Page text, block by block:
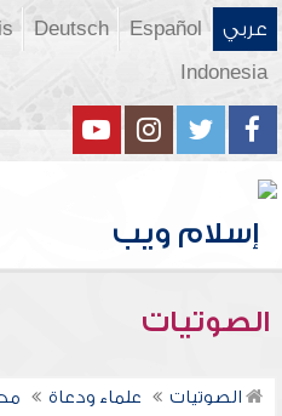
عربي Español
Deutsch
Indonesia
الصوتيات
الصوتيات علماء ودعاة